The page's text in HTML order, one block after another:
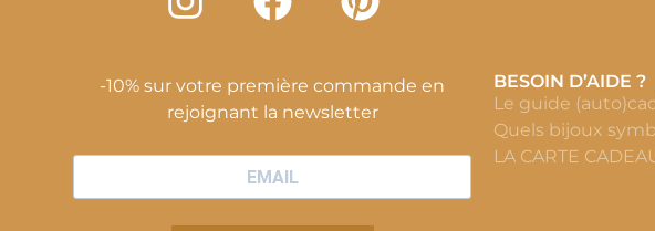
-10% sur votre première commande en
rejoignant la newsletter
BESOIN D’AIDE ?
Le guide
Quels bijoux
LA CARTE